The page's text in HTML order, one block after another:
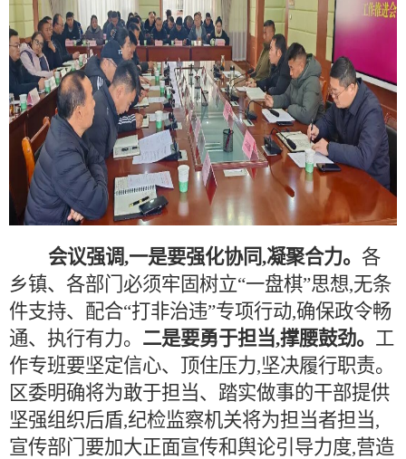
会议强调,一是要强化协同,凝聚合力。 各
乡镇、各部门必须牢固树立“一盘棋”思想,无条
件支持、配合“打非治违”专项行动,确保政令畅
通、执行有力。 二是要勇于担当,撑腰鼓劲。 工
作专班要坚定信心、顶住压力,坚决履行职责。
区委明确将为敢于担当、踏实做事的干部提供
坚强组织后盾,纪检监察机关将为担当者担当,
宣传部门要加大正面宣传和舆论引导力度,营造